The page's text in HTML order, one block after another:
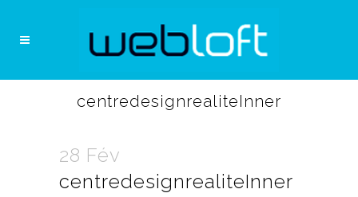
centredesignrealiteInner
28 Fév
centredesignrealiteInner